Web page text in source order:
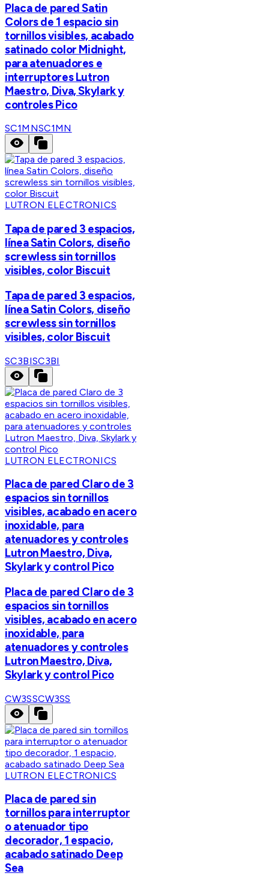
Placa de pared Satin
Colors de 1 espacio sin
tornillos visibles, acabado
satinado color Midnight,
para atenuadores e
interruptores Lutron
Maestro, Diva, Skylark y
controles Pico
SC1MNSC1MN
LUTRON ELECTRONICS
Tapa de pared 3 espacios,
línea Satin Colors, diseño
screwless sin tornillos
visibles, color Biscuit
Tapa de pared 3 espacios,
línea Satin Colors, diseño
screwless sin tornillos
visibles, color Biscuit
SC3BISC3BI
LUTRON ELECTRONICS
Placa de pared Claro de 3
espacios sin tornillos
visibles, acabado en acero
inoxidable, para
atenuadores y controles
Lutron Maestro, Diva,
Skylark y control Pico
Placa de pared Claro de 3
espacios sin tornillos
visibles, acabado en acero
inoxidable, para
atenuadores y controles
Lutron Maestro, Diva,
Skylark y control Pico
CW3SSCW3SS
LUTRON ELECTRONICS
Placa de pared sin
tornillos para interruptor
o atenuador tipo
decorador, 1 espacio,
acabado satinado Deep
Sea